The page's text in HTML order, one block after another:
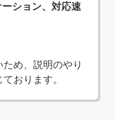
ション、対応速
め、説明のやり
おります。